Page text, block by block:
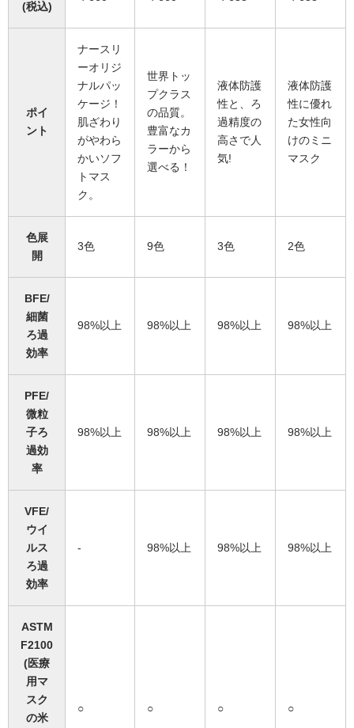
(税込)
ポイ
ント
ナースリ
ーオリジ
ナルパッ
ケージ！
肌ざわり
がやわら
かいソフ
トマス
ク。
世界トッ
プクラス
の品質。
豊富なカ
ラーから
選べる！
液体防護
性と、ろ
過精度の
高さで人
気!
液体防護
性に優れ
た女性向
けのミニ
マスク
色展
開
3色 9色 3色 2色
BFE/
細菌
ろ過
効率
98%以上 98%以上 98%以上 98%以上
PFE/
微粒
子ろ
過効
率
98%以上 98%以上 98%以上 98%以上
VFE/
ウイ
ルス
ろ過
効率
- 98%以上 98%以上 98%以上
ASTM
F2100
(医療
用マ
スク
の米
○ ○ ○ ○